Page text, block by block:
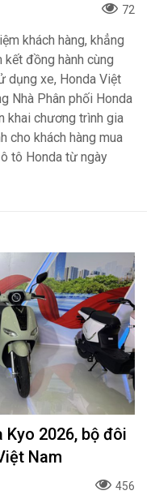
72
khách hàng, khẳng
đồng hành cùng
dụng xe, Honda Việt
Nhà Phân phối Honda
khai chương trình gia
cho khách hàng mua
tô Honda từ ngày
Kyo 2026, bộ đôi
Nam
456